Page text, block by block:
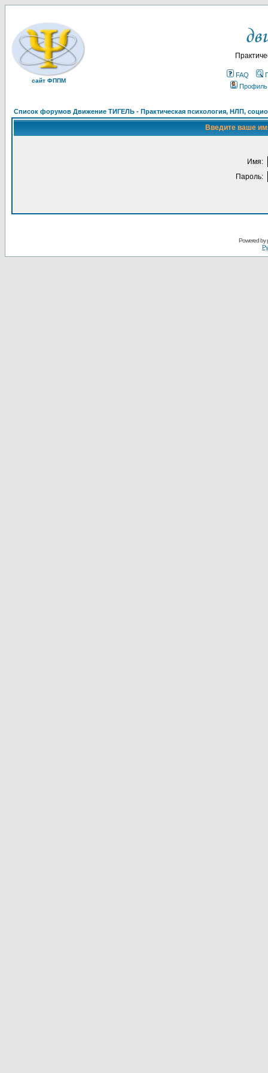
сайт ФППМ
FAQ
Профиль
Список форумов Движение ТИГЕЛЬ - Практическая психология, НЛП,
Введите ваше
Имя:
Пароль:
Powered by